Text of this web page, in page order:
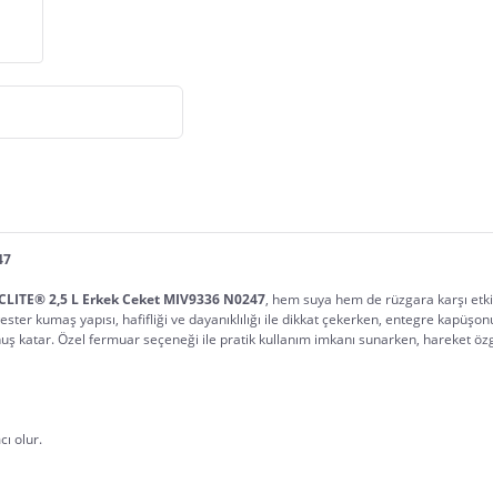
2,5 L Erkek Ceket MIV9336 N0247, hem suya hem de rüzgara karşı
kumaş yapısı, hafifliği ve dayanıklılığı ile dikkat çekerken, entegre
katar. Özel fermuar seçeneği ile pratik kullanım imkanı sunarken, hareket
olur.